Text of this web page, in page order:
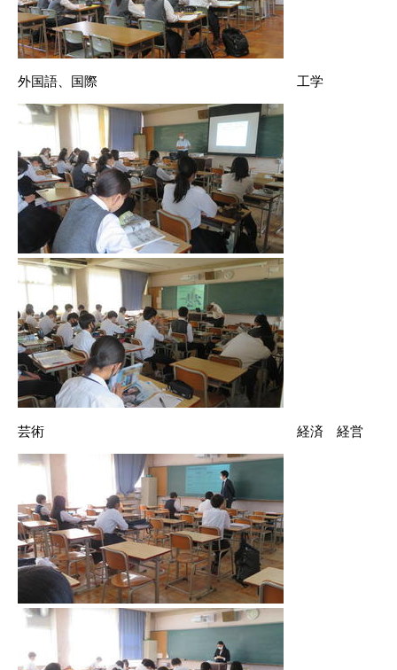
外国語、国際 工学
芸術 経済 経営